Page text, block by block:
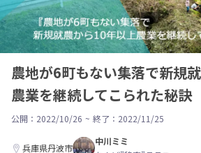
農地が6町もない集落で新規
農業を継続してこられた秘訣
公開：2022/10/26 ~ 終了：2022/11/25
兵庫県丹波市
中川ミミ